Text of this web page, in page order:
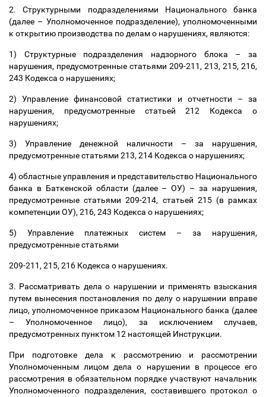
2. Структурными подразделениями Национального банка
(далее – Уполномоченное подразделение), уполномоченными
к открытию производства по делам о нарушениях, являются:
1) Структурные подразделения надзорного блока – за
нарушения, предусмотренные статьями 209-211, 213, 215, 216,
243 Кодекса о нарушениях;
2) Управление финансовой статистики и отчетности – за
нарушения, предусмотренные статьей 212 Кодекса о
нарушениях;
3) Управление денежной наличности – за нарушения,
предусмотренные статьями 213, 214 Кодекса о нарушениях;
4) областные управления и представительство Национального
банка в Баткенской области (далее – ОУ) – за нарушения,
предусмотренные статьями 209-214, статьей 215 (в рамках
компетенции ОУ), 216, 243 Кодекса о нарушениях;
5) Управление платежных систем – за нарушения,
предусмотренные статьями
209-211, 215, 216 Кодекса о нарушениях.
3. Рассматривать делао нарушении и применять взыскания
путем вынесения постановления по делу о нарушении вправе
лицо, уполномоченное приказом Национального банка (далее
– Уполномоченное лицо),
за исключением случаев,
предусмотренных пунктом 12 настоящей Инструкции.
При подготовке дела к рассмотрению и рассмотрении
Уполномоченным лицом дела о нарушении в процессе его
рассмотрения в обязательном порядке участвуют начальник
Уполномоченного подразделения, составившего протокол о